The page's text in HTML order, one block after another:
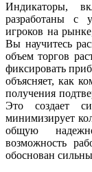
Индикаторы,
разработаны с
игроков на
Вы научитесь
объем торгов
фиксировать
объясняет, как
получения
Это создает
минимизирует
общую
возможность
обоснован